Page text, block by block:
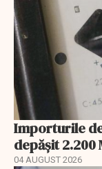
Importurile
depășit 2.200
04 AUGUST 2026